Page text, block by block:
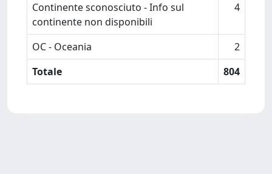
Continente sconosciuto - Info sul
continente non disponibili
4
OC - Oceania
2
Totale
804